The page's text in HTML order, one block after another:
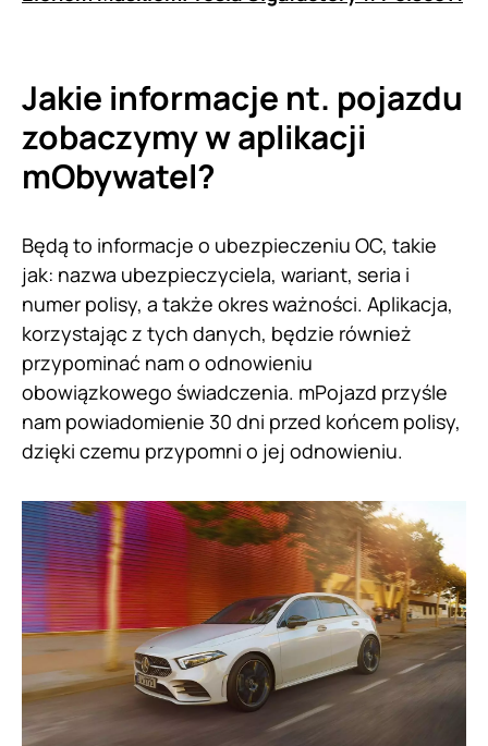
Jakie informacje nt. pojazdu
zobaczymy w aplikacji
mObywatel?
Będą to informacje o ubezpieczeniu OC, takie
jak: nazwa ubezpieczyciela, wariant, seria i
numer polisy, a także okres ważności. Aplikacja,
korzystając z tych danych, będzie również
przypominać nam o odnowieniu
obowiązkowego świadczenia. mPojazd przyśle
nam powiadomienie 30 dni przed końcem polisy,
dzięki czemu przypomni o jej odnowieniu.